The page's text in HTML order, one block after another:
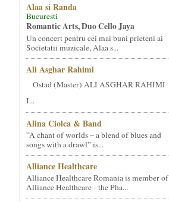
Alaa si Randa
Bucuresti
Romantic Arts, Duo Cello Jaya
Un concert pentru cei mai buni prieteni ai
Societatii muzicale, Alaa s...
Ali Asghar Rahimi
Ostad (Master) ALI ASGHAR RAHIMI
I...
Alina Ciolca & Band
”A chant of worlds – a blend of blues and
songs with a drawl” is...
Alliance Healthcare
Alliance Healthcare Romania is member of
Alliance Healthcare - the Pha...